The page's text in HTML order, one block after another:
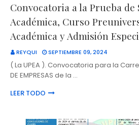
Convocatoria a la Prueba de
Académica, Curso
Académica y Admisión
REYQUI SEPTIEMBRE 09, 2024
( La UPEA ). Convocatoria para la
DE EMPRESAS de la …
LEER TODO